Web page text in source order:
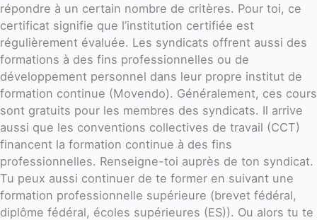
répondre à un certain nombre de critères. Pour toi, ce
certificat signifie que l’institution certifiée est
régulièrement évaluée. Les syndicats offrent aussi des
formations à des fins professionnelles ou de
développement personnel dans leur propre institut de
formation continue (Movendo). Généralement, ces cours
sont gratuits pour les membres des syndicats. Il arrive
aussi que les conventions collectives de travail (CCT)
financent la formation continue à des fins
professionnelles. Renseigne-toi auprès de ton syndicat.
Tu peux aussi continuer de te former en suivant une
formation professionnelle supérieure (brevet fédéral,
diplôme fédéral, écoles supérieures (ES)). Ou alors tu te